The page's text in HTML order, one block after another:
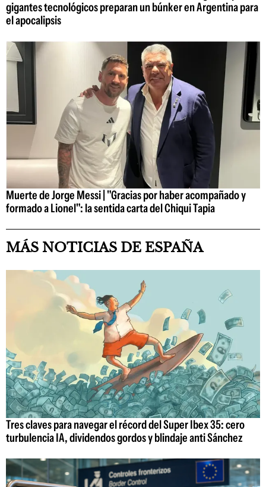
gigantes tecnológicos preparan un búnker en Argentina para
el apocalipsis
Muerte de Jorge Messi | "Gracias por haber acompañado y
formado a Lionel": la sentida carta del Chiqui Tapia
MÁS NOTICIAS DE ESPAÑA
Tres claves para navegar el récord del Super Ibex 35: cero
turbulencia IA, dividendos gordos y blindaje anti Sánchez